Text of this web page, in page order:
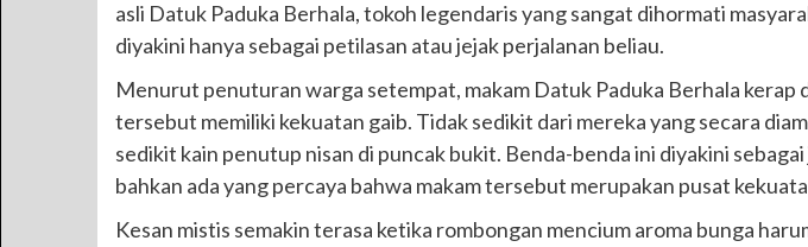
asli Datuk Paduka Berhala, tokoh legendaris yang sangat dihormati
diyakini hanya sebagai petilasan atau jejak perjalanan beliau.
Menurut penuturan warga setempat, makam Datuk Paduka Berhala
tersebut memiliki kekuatan gaib. Tidak sedikit dari mereka yang secara
sedikit kain penutup nisan di puncak bukit. Benda-benda ini diyakini
bahkan ada yang percaya bahwa makam tersebut merupakan pusat
Kesan mistis semakin terasa ketika rombongan mencium aroma bunga